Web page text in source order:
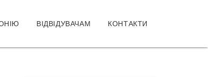
ВІДВІДУВАЧАМ КОНТАКТИ